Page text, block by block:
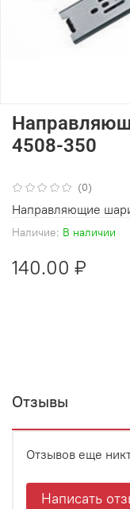
(0)
Наличие: В наличии
4508-350
140.00 ₽
Направляющие
Отзывы
Отзывов еще
Написать